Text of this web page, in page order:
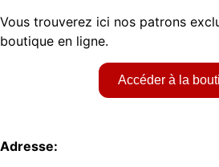
Vous trouverez ici nos patrons
boutique en ligne.
Accéder à la
Adresse: